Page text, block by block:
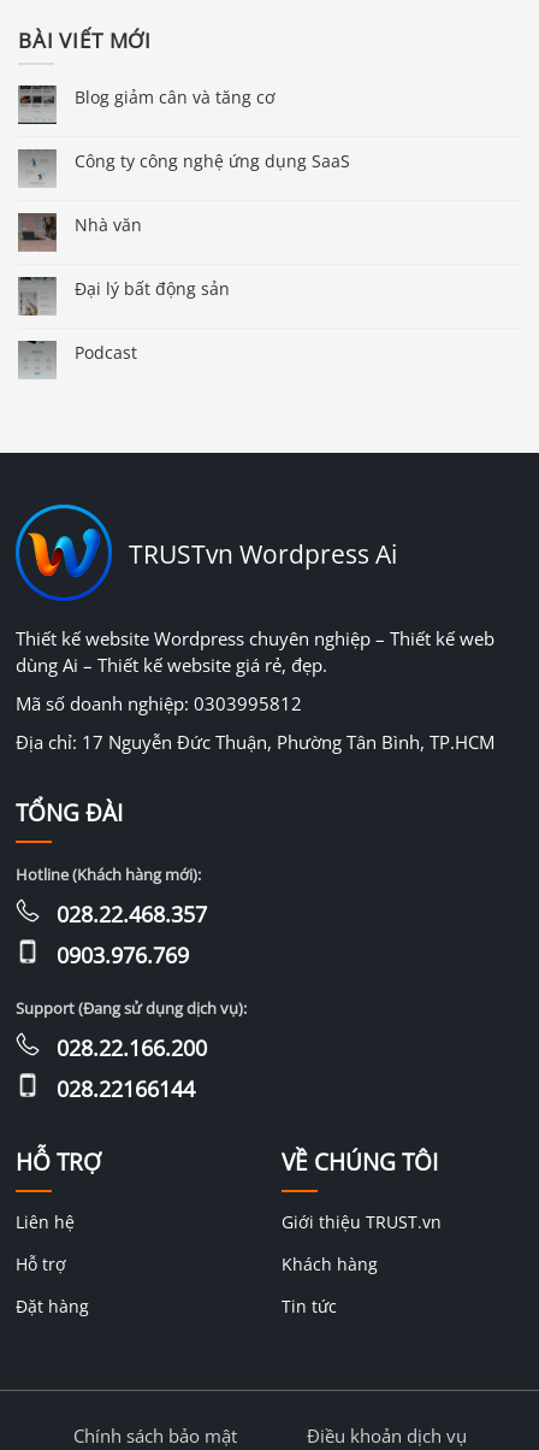
BÀI VIẾT MỚI
Blog giảm cân và tăng cơ
Công ty công nghệ ứng dụng SaaS
Nhà văn
Đại lý bất động sản
Podcast
TRUSTvn Wordpress Ai
Thiết kế website Wordpress chuyên nghiệp – Thiết kế web
dùng Ai – Thiết kế website giá rẻ, đẹp.
Mã số doanh nghiệp: 0303995812
Địa chỉ: 17 Nguyễn Đức Thuận, Phường Tân Bình, TP.HCM
HỖ TRỢ
Liên hệ
Hỗ trợ
Đặt hàng
VỀ CHÚNG TÔI
Giới thiệu TRUST.vn
Khách hàng
Tin tức
TỔNG ĐÀI
Hotline (Khách hàng mới):
028.22.468.357
0903.976.769
Support (Đang sử dụng dịch vụ):
028.22.166.200
028.22166144
Chính sách bảo mật Điều khoản dịch vụ